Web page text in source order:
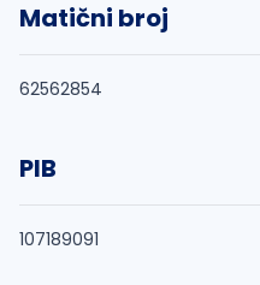
Matični broj
62562854
PIB
107189091